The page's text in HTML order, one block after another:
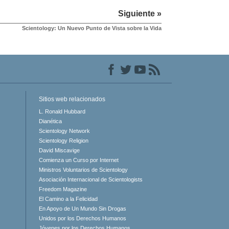
Siguiente »
Scientology: Un Nuevo Punto de Vista sobre la Vida
Sitios web relacionados
L. Ronald Hubbard
Dianética
Scientology Network
Scientology Religion
David Miscavige
Comienza un Curso por Internet
Ministros Voluntarios de Scientology
Asociación Internacional de Scientologists
Freedom Magazine
El Camino a la Felicidad
En Apoyo de Un Mundo Sin Drogas
Unidos por los Derechos Humanos